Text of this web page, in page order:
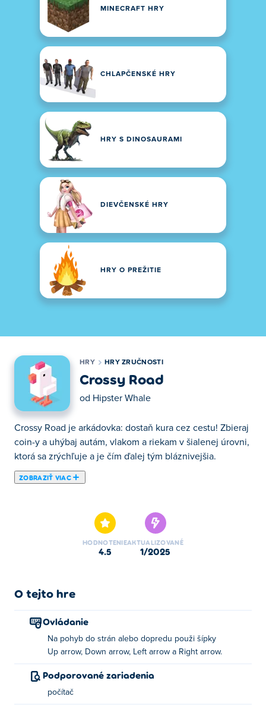
MINECRAFT HRY
CHLAPČENSKÉ HRY
HRY S DINOSAURAMI
DIEVČENSKÉ HRY
HRY O PREŽITIE
HRY HRY ZRUČNOSTI
Crossy Road
od Hipster Whale
Crossy Road je arkádovka: dostaň kura cez cestu! Zbieraj
coin-y a uhýbaj autám, vlakom a riekam v šialenej úrovni,
ktorá sa zrýchľuje a je čím ďalej tým bláznivejšia.
ZOBRAZIŤ VIAC
Whale! V hre Crossy Road musíte prejsť cez cesty, rieky a
koľajnice tak, aby vás nič netrafilo. Poskakujte a
pristávajte na minciach, aby ste si zvýšili skóre.
správnych chvíľach. Ak budete čakať pridlho, uplynie
Hra Crossy Road je dokonalým testom načasovania a
odvahy. Nájdete konečne odpoveď na otázku, prečo
prechádza sliepka cez cestu?
HODNOTENIE
4.5
AKTUALIZOVANÉ
1/2025
O tejto hre
Ovládanie
Na pohyb do strán alebo dopredu použi šípky
Up arrow, Down arrow, Left arrow a Right arrow.
Podporované zariadenia
počítač